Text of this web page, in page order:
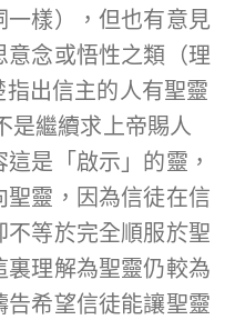
樣），但也有意見
念或悟性之類（理
出信主的人有聖靈
是繼續求上帝賜人
是「啟示」的靈，
靈，因為信徒在信
等於完全順服於聖
理解為聖靈仍較為
希望信徒能讓聖靈